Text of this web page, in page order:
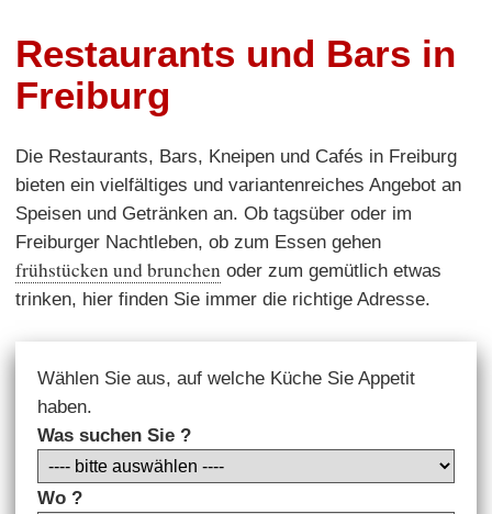
Restaurants und Bars in
Freiburg
Die Restaurants, Bars, Kneipen und Cafés in Freiburg
bieten ein vielfältiges und variantenreiches Angebot an
Speisen und Getränken an. Ob tagsüber oder im
Freiburger Nachtleben, ob zum Essen gehen
frühstücken und brunchen oder zum gemütlich etwas
trinken, hier finden Sie immer die richtige Adresse.
Wählen Sie aus, auf welche Küche Sie Appetit
haben.
Was suchen Sie ?
Wo ?